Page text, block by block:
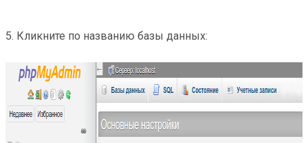
5. Кликните по названию базы данных: